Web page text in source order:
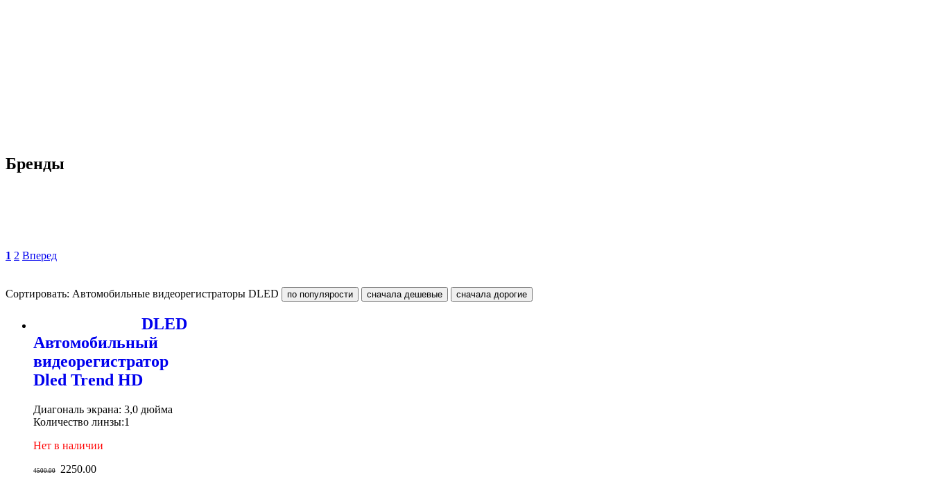
Бренды
1 2 Вперед
Сортировать: Автомобильные видеорегистраторы DLED
DLED
Автомобильный
видеорегистратор
Dled Trend HD
Диагональ экрана: 3,0 дюйма
Количество линзы:1
Нет в наличии
4500.00 2250.00